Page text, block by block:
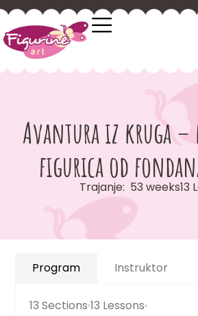
Avantura iz kruga –
figurica od
Trajanje: 53 weeks13
Program Instruktor
13 Sections13 Lessons